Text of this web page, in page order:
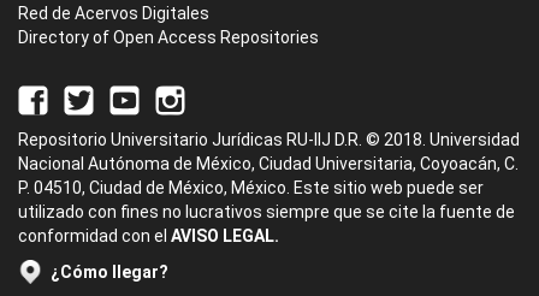
Red de Acervos Digitales
Directory of Open Access Repositories
Repositorio Universitario Jurídicas RU-IIJ D.R. © 2018. Universidad
Nacional Autónoma de México, Ciudad Universitaria, Coyoacán, C.
P. 04510, Ciudad de México, México. Este sitio web puede ser
utilizado con fines no lucrativos siempre que se cite la fuente de
conformidad con el AVISO LEGAL.
¿Cómo llegar?